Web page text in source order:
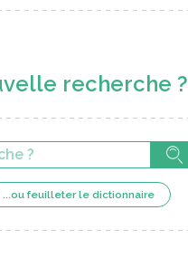
recherche ?
...ou feuilleter le dictionnaire